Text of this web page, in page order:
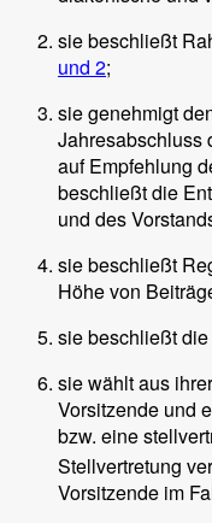
sie beschließt
und 2;
sie genehmigt
Jahresabschluss
auf Empfehlung
beschließt die
und des
sie beschließt
Höhe von
sie beschließt
sie wählt aus
Vorsitzende und
bzw. eine
Stellvertretung
Vorsitzende im